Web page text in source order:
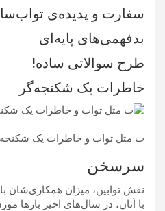
سفارت و پدیده‌ی
بدفهمی‌های پایه‌ای
طرح سوالاتی
خاطرات یک شکنجه‌گر
ت مثل تواب و خاطرات يک
سرسخن
نقش توابین، میزان همکاری‌شان
با آنان، در سال‌های اخیر بارها